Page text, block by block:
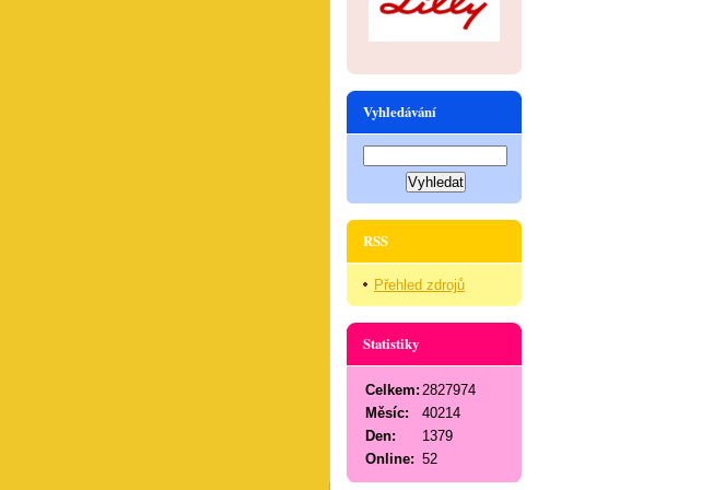
Vyhledávání
RSS
Přehled zdrojů
Statistiky
Online: 52
Celkem: 2827974
Měsíc:
40214
Den:
1379